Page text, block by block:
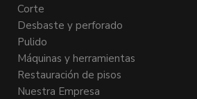
Corte
Desbaste y perforado
Pulido
Máquinas y herramientas
Restauración de pisos
Nuestra Empresa